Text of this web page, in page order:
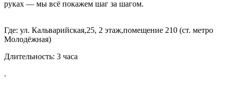
руках — мы всё покажем шаг за шагом.
Где: ул. Кальварийская,25, 2 этаж,помещение 210 (ст. метро
Молодёжная)
Длительность: 3 часа
.